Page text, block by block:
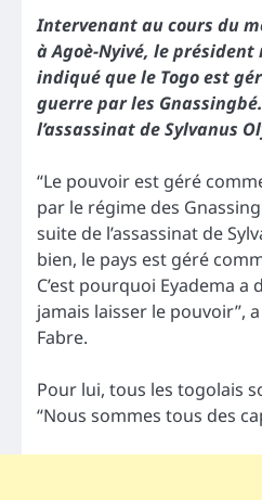
Intervenant au cours du
à Agoè-Nyivé, le président
indiqué que le Togo est
guerre par les
l’assassinat de Sylvanus
“Le pouvoir est géré
par le régime des
suite de l’assassinat de
bien, le pays est géré
C’est pourquoi Eyadema a
jamais laisser le pouvoir”,
Fabre.
Pour lui, tous les togolais
“Nous sommes tous des